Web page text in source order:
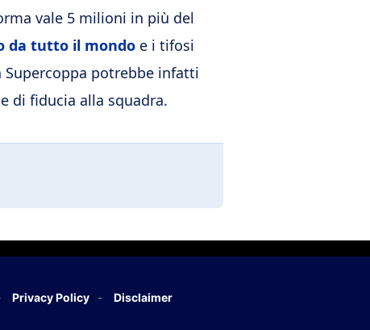
vale 5 milioni in più del
da tutto il mondo e i tifosi
potrebbe infatti
di fiducia alla squadra.
Privacy Policy Disclaimer